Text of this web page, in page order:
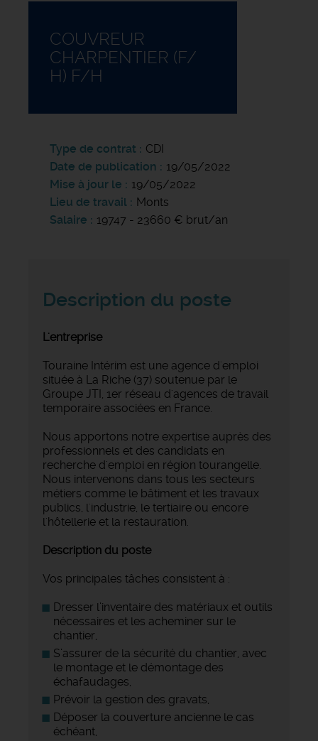
COUVREUR
CHARPENTIER (F/
H) F/H
Type de contrat
CDI
Date de publication
19/05/2022
Mise à jour le
19/05/2022
Lieu de travail
Monts
Salaire
19747 - 23660 € brut/an
Description du poste
L'entreprise
Touraine Intérim est une agence d'emploi
située à La Riche (37) soutenue par le
Groupe JTI, 1er réseau d'agences de travail
temporaire associées en France.
Nous apportons notre expertise auprès des
professionnels et des candidats en
recherche d'emploi en région tourangelle.
Nous intervenons dans tous les secteurs
métiers comme le bâtiment et les travaux
publics, l'industrie, le tertiaire ou encore
l'hôtellerie et la restauration.
Description du poste
Vos principales tâches consistent à :
Dresser l’inventaire des matériaux et outils
nécessaires et les acheminer sur le
chantier,
S’assurer de la sécurité du chantier, avec
le montage et le démontage des
échafaudages,
Prévoir la gestion des gravats,
Déposer la couverture ancienne le cas
échéant,